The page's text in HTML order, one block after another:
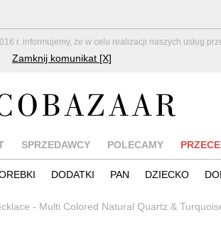
r. informujemy, że w celu realizacji naszych usług
Zamknij komunikat [X]
SPRZEDAWCY POLECAMY
DODATKI PAN DZIECKO
- Multi Colored Natural Quartz &